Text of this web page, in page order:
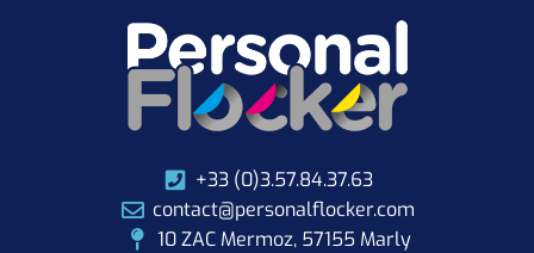
+33 (0)3.57.84.37.63
contact@personalflocker.com
10 ZAC Mermoz, 57155 Marly